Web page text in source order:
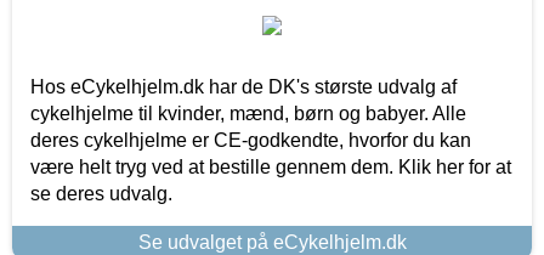
Hos eCykelhjelm.dk har de DK's største udvalg af
cykelhjelme til kvinder, mænd, børn og babyer. Alle
deres cykelhjelme er CE-godkendte, hvorfor du kan
være helt tryg ved at bestille gennem dem. Klik her for at
se deres udvalg.
Se udvalget på eCykelhjelm.dk